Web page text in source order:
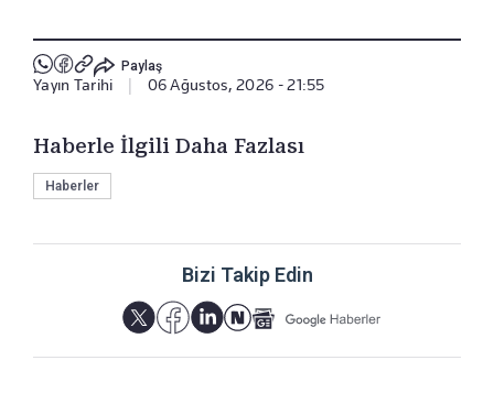
Paylaş
Yayın Tarihi 06 Ağustos, 2026 - 21:55
Haberle İlgili Daha Fazlası
Haberler
Bizi Takip Edin